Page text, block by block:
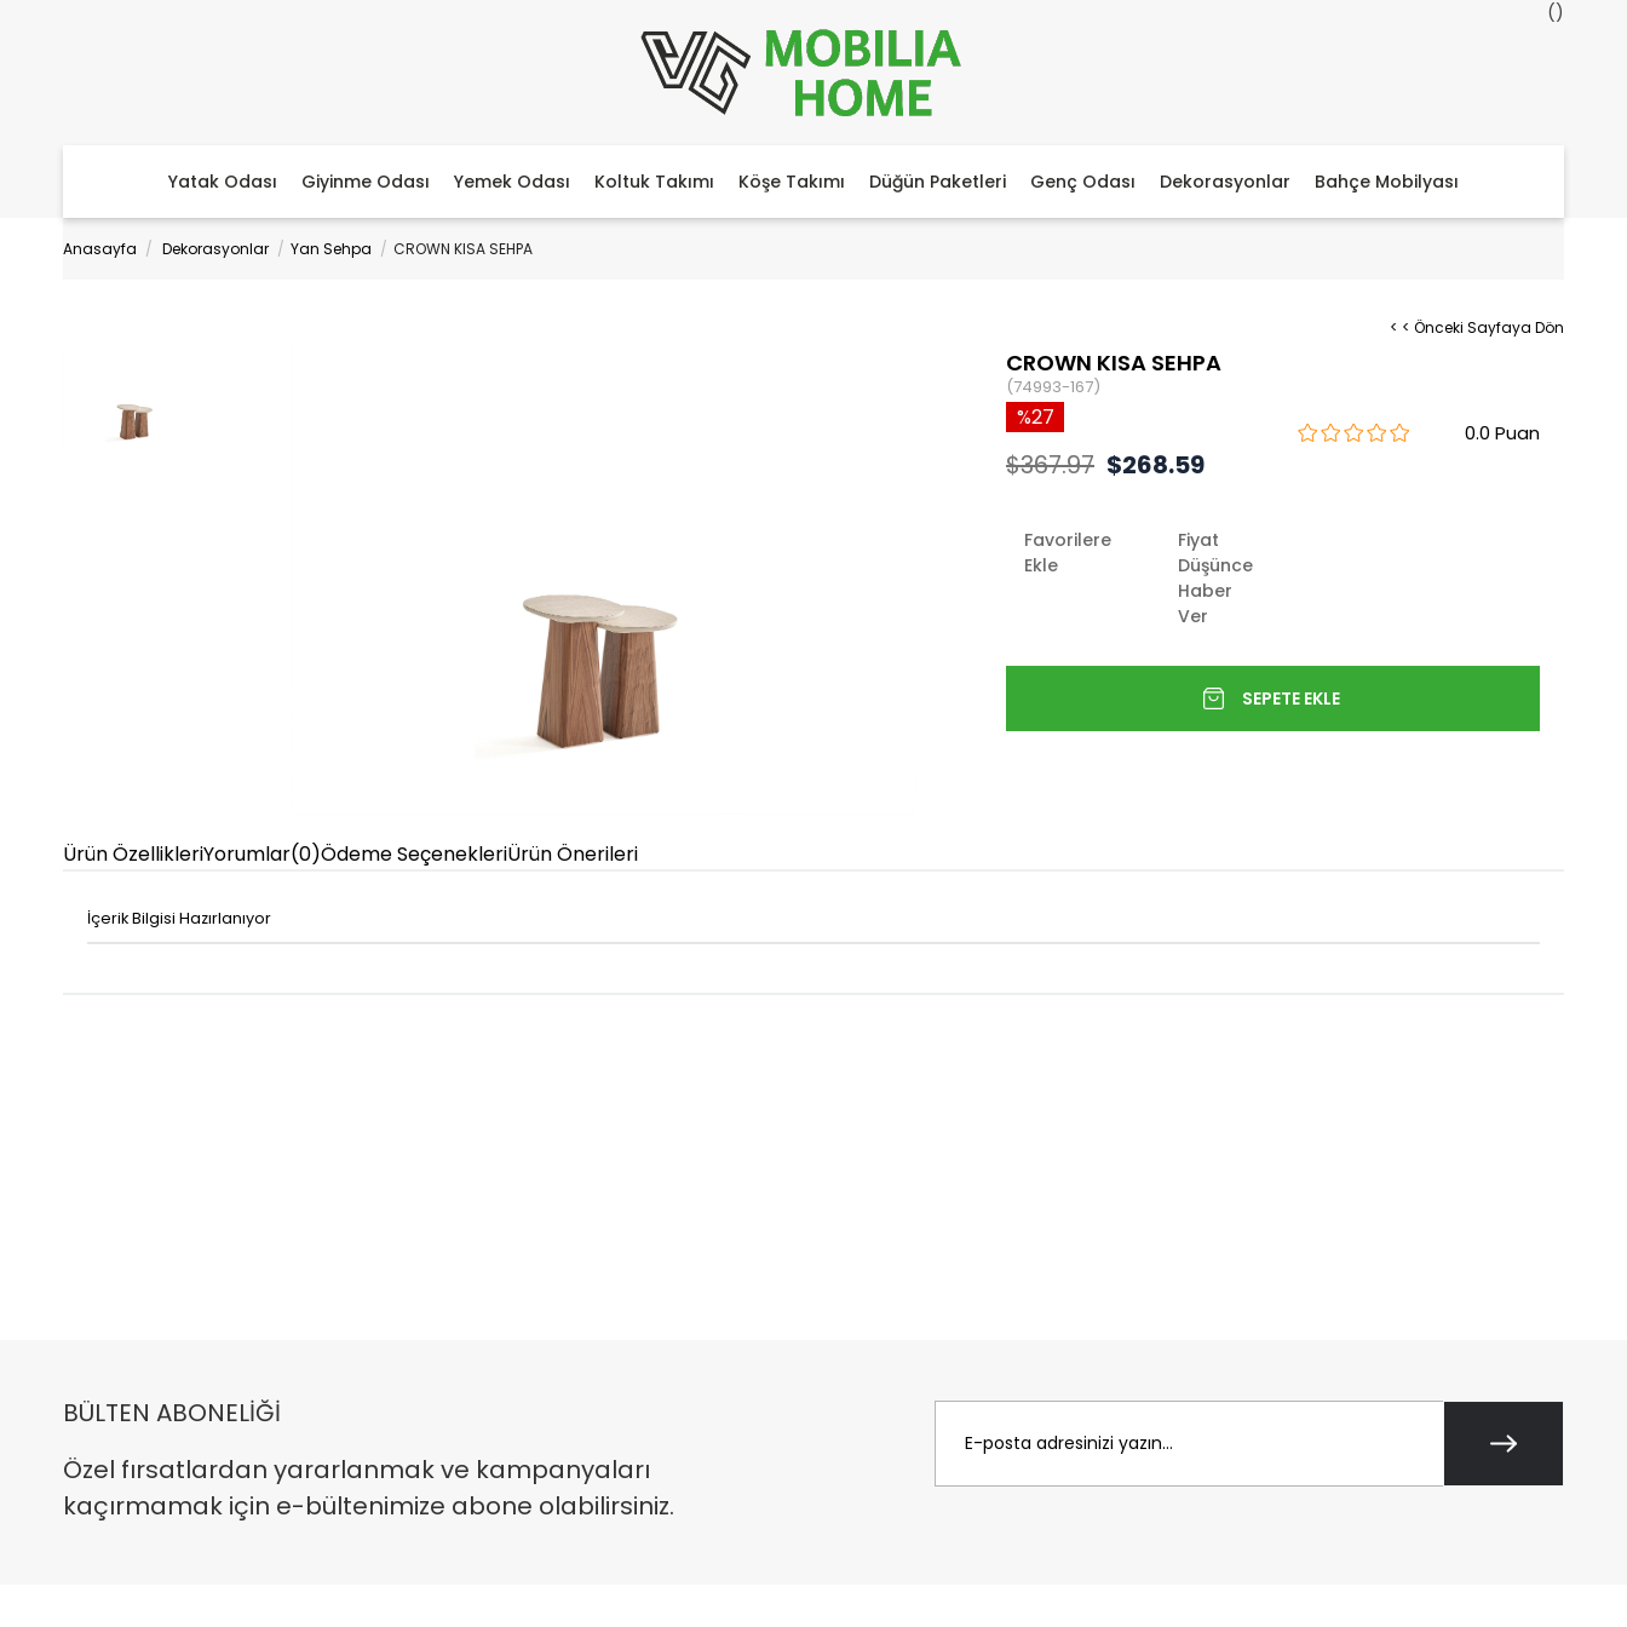
Yatak Odası Giyinme Odası Yemek Odası Koltuk Takımı Köşe Takımı Düğün Paketleri Genç Odası Dekorasyonlar Bahçe Mobilyası
Anasayfa Dekorasyonlar Yan Sehpa CROWN KISA SEHPA
< < Önceki Sayfaya Dön
CROWN KISA SEHPA
(74993-167)
0.0
27
$367.97 $268.59
Favorilere
Ekle
Fiyat
Düşünce
Haber
Ver
Ürün ÖzellikleriYorumlar(0)Ödeme SeçenekleriÜrün Önerileri
İçerik Bilgisi Hazırlanıyor
BÜLTEN ABONELİĞİ
Özel fırsatlardan yararlanmak ve kampanyaları
kaçırmamak için e-bültenimize abone olabilirsiniz.